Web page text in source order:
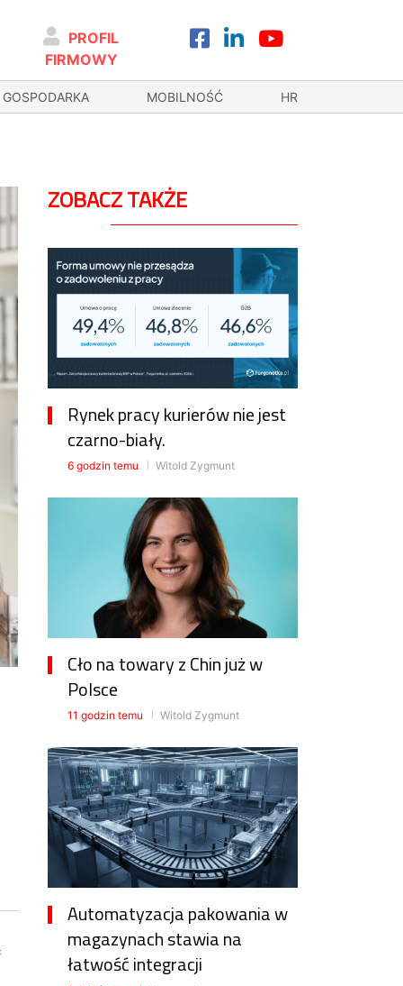
PROFIL
FIRMOWY
GOSPODARKA MOBILNOŚĆ HR
ZOBACZ TAKŻE
Rynek pracy kurierów nie jest
czarno-biały.
6 godzin temu Witold Zygmunt
Cło na towary z Chin już w
Polsce
11 godzin temu Witold Zygmunt
Automatyzacja pakowania w
magazynach stawia na
łatwość integracji